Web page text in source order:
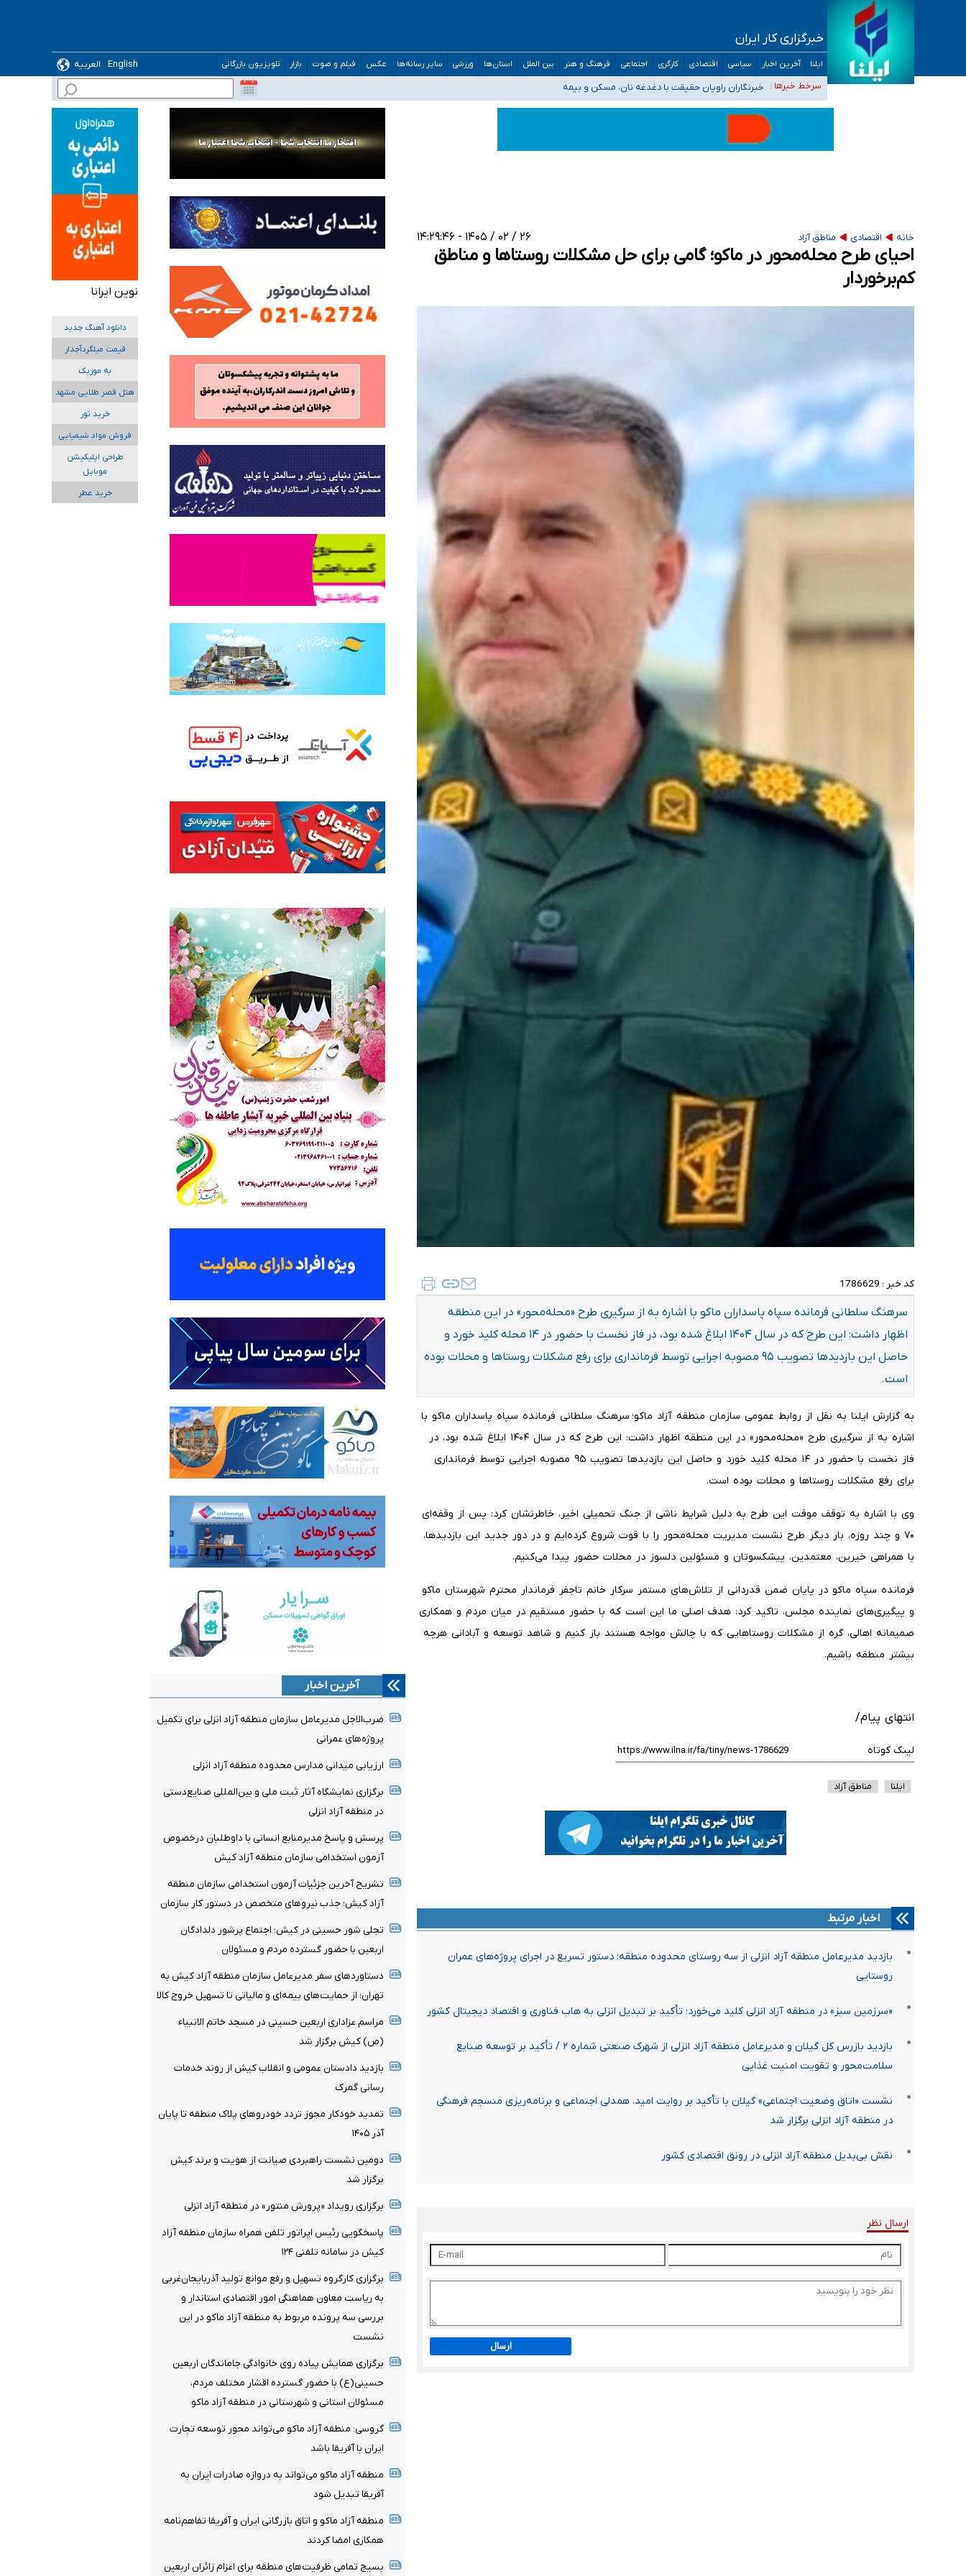
خبرگزاری کار ایران
ایلنا آخرین اخبار سیاسی اقتصادی کارگری اجتماعی فرهنگ و هنر بین الملل استان‌ها ورزشی سایر رسانه‌ها عکس فیلم و صوت بازار تلویزیون بازرگانی English
العربیه
سرخط خبرها :
تعویق آزمون ورودی دکترای تخصصی فرماندهی صحنه عملیات و دکترای تخصصی جغرافیای نظامی دافوس آجا
خبرنگاران راویان حقیقت با دغدغه نان، مسکن و بیمه
آخرین وضعیت شیوع عفونت‌های تنفسی در کشور/ خوزستان و کرمان بالاتر از آستانه هشدار
هیچ پرستاری بازداشت یا اخراج نشده است/ از رئیس جمهور خواستیم ورود کند
ثبت‌نام بخش عمده دانش‌آموزان مدارس ایرانی امارات در کشور/ درباره محصلان باقی‌مانده در دبی متناسب با شرایط جدید تصمیم‌گیری می‌شود
خانه اقتصادی مناطق آزاد ۲۶ / ۰۲ / ۱۴۰۵ - ۱۴:۲۹:۴۶
احیای طرح محله‌محور در ماکو؛ گامی برای حل مشکلات روستاها و مناطق
کم‌برخوردار
کد خبر : 1786629
سرهنگ سلطانی فرمانده سپاه پاسداران ماکو با اشاره به از سرگیری طرح «محله‌محور» در این منطقه
اظهار داشت: این طرح که در سال ۱۴۰۴ ابلاغ شده بود، در فاز نخست با حضور در ۱۴ محله کلید خورد و
حاصل این بازدیدها تصویب ۹۵ مصوبه اجرایی توسط فرمانداری برای رفع مشکلات روستاها و محلات بوده
است.
به گزارش ایلنا به نقل از روابط عمومی سازمان منطقه آزاد ماکو؛ سرهنگ سلطانی فرمانده سپاه پاسداران ماکو با
اشاره به از سرگیری طرح «محله‌محور» در این منطقه اظهار داشت: این طرح که در سال ۱۴۰۴ ابلاغ شده بود، در
فاز نخست با حضور در ۱۴ محله کلید خورد و حاصل این بازدیدها تصویب ۹۵ مصوبه اجرایی توسط فرمانداری
برای رفع مشکلات روستاها و محلات بوده است.
وی با اشاره به توقف موقت این طرح به دلیل شرایط ناشی از جنگ تحمیلی اخیر، خاطرنشان کرد: پس از وقفه‌ای
۷۰ و چند روزه، بار دیگر طرح نشست مدیریت محله‌محور را با قوت شروع کرده‌ایم و در دور جدید این بازدیدها،
با همراهی خیرین، معتمدین، پیشکسوتان و مسئولین دلسوز در محلات حضور پیدا می‌کنیم.
فرمانده سپاه ماکو در پایان ضمن قدردانی از تلاش‌های مستمر سرکار خانم تاجفر فرماندار محترم شهرستان ماکو
و پیگیری‌های نماینده مجلس، تاکید کرد: هدف اصلی ما این است که با حضور مستقیم در میان مردم و همکاری
صمیمانه اهالی، گره از مشکلات روستاهایی که با چالش مواجه هستند باز کنیم و شاهد توسعه و آبادانی هرچه
بیشتر منطقه باشیم.
انتهای پیام/
لینک کوتاه
ایلنا مناطق آزاد
اخبار مرتبط
بازدید مدیرعامل منطقه آزاد انزلی از سه روستای محدوده منطقه؛ دستور تسریع در اجرای پروژه‌های عمران
روستایی
«سرزمین سبز» در منطقه آزاد انزلی کلید می‌خورد؛ تأکید بر تبدیل انزلی به هاب فناوری و اقتصاد دیجیتال کشور
بازدید بازرس کل گیلان و مدیرعامل منطقه آزاد انزلی از شهرک صنعتی شماره ۲ / تأکید بر توسعه صنایع
سلامت‌محور و تقویت امنیت غذایی
نشست «اتاق وضعیت اجتماعی» گیلان با تأکید بر روایت امید، همدلی اجتماعی و برنامه‌ریزی منسجم فرهنگی
در منطقه آزاد انزلی برگزار شد
نقش بی‌بدیل منطقه آزاد انزلی در رونق اقتصادی کشور
ارسال نظر
ارسال
آخرین اخبار
ضرب‌الاجل مدیرعامل سازمان منطقه آزاد انزلی برای تکمیل
پروژه‌های عمرانی
ارزیابی میدانی مدارس محدوده منطقه آزاد انزلی
برگزاری نمایشگاه آثار ثبت ملی و بین‌المللی صنایع‌دستی
در منطقه آزاد انزلی
پرسش و پاسخ مدیرمنابع انسانی با داوطلبان درخصوص
آزمون استخدامی سازمان منطقه آزاد کیش
تشریح آخرین جزئیات آزمون استخدامی سازمان منطقه
آزاد کیش؛ جذب نیروهای متخصص در دستور کار سازمان
تجلی شور حسینی در کیش؛ اجتماع پرشور دلدادگان
اربعین با حضور گسترده مردم و مسئولان
دستاوردهای سفر مدیرعامل سازمان منطقه آزاد کیش به
تهران؛ از حمایت‌های بیمه‌ای و مالیاتی تا تسهیل خروج کالا
مراسم عزاداری اربعین حسینی در مسجد خاتم ‌الانبیاء
(ص) کیش برگزار شد
بازدید دادستان عمومی و انقلاب کیش از روند خدمات
رسانی گمرک
تمدید خودکار مجوز تردد خودروهای پلاک منطقه تا پایان
آذر ۱۴۰۵
دومین نشست راهبردی صیانت از هویت و برند کیش
برگزار شد
برگزاری رویداد «پرورش منتور» در منطقه آزاد انزلی
پاسخگویی رئیس اپراتور تلفن همراه سازمان منطقه آزاد
کیش در سامانه تلفنی ۱۲۴
برگزاری کارگروه تسهیل و رفع موانع تولید آذربایجان‌غربی
به ریاست معاون هماهنگی امور اقتصادی استاندار و
بررسی سه پرونده مربوط به منطقه آزاد ماکو در این
نشست
برگزاری همایش پیاده روی خانوادگی جاماندگان اربعین
حسینی(ع) با حضور گسترده اقشار مختلف مردم،
مسئولان استانی و شهرستانی در منطقه آزاد ماکو
گروسی: منطقه آزاد ماکو می‌تواند محور توسعه تجارت
ایران با آفریقا باشد
منطقه آزاد ماکو می‌تواند به دروازه صادرات ایران به
آفریقا تبدیل شود
منطقه آزاد ماکو و اتاق بازرگانی ایران و آفریقا تفاهم‌نامه
همکاری امضا کردند
بسیج تمامی ظرفیت‌های منطقه برای اعزام زائران اربعین
نوین ایرانا
دانلود آهنگ جدید
قیمت میلگردآجدار
به موزیک
هتل قصر طلایی مشهد
خرید تور
فروش مواد شیمیایی
طراحی اپلیکیشن
موبایل
خرید عطر